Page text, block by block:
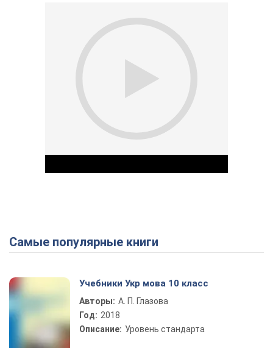
Play Video
Самые популярные книги
Учебники Укр мова 10 класс
Авторы: А. П. Глазова
Год: 2018
Описание: Уровень стандарта